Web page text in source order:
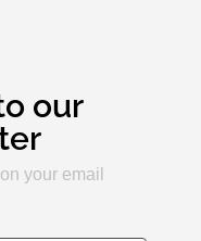
our
your email